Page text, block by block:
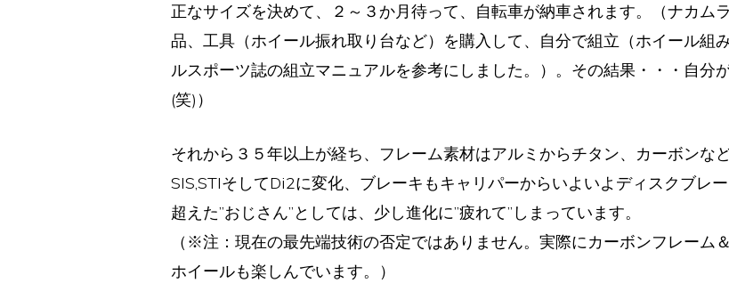
正なサイズを決めて、２～３か月待って、自転車が納車されます。（ナカム
品、工具（ホイール振れ取り台など）を購入して、自分で組立（ホイール
ルスポーツ誌の組立マニュアルを参考にしました。）。その結果・・・自分
(笑)）
それから３５年以上が経ち、フレーム素材はアルミからチタン、カーボンな
SIS,STIそしてDi2に変化、ブレーキもキャリパーからいよいよディスクブレ
超えた”おじさん”としては、少し進化に”疲れて”しまっています。
（※注：現在の最先端技術の否定ではありません。実際にカーボンフレー
ホイールも楽しんでいます。）